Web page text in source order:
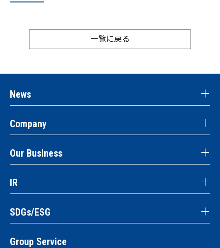
一覧に戻る
News
Company
Our Business
IR
SDGs/ESG
Group Service